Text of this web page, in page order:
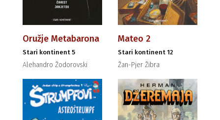
Oružje Metabarona
Stari kontinent 5
Alehandro Žodorovski
Mateo 2
Stari kontinent 12
Žan-Pjer Žibra